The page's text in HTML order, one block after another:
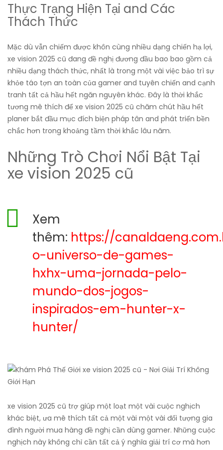
Thực Trạng Hiện Tại and Các
Thách Thức
Mặc dù vẫn chiếm được khôn cùng nhiều dạng chiến hạ lợi,
xe vision 2025 cũ đang đề nghị đương đầu bao bao gồm cả
nhiều dạng thách thức, nhất là trong một vài việc bảo trì sự
khỏe táo tợn an toàn của gamer and tuyên chiến and cạnh
tranh tất cả hầu hết ngăn nguyên khác. Đây là thời khắc
tương mê thích để xe vision 2025 cũ chăm chút hầu hết
planer bắt đầu mục đích biện pháp tân and phát triển bền
chắc hơn trong khoảng tầm thời khắc lâu năm.
Những Trò Chơi Nổi Bật Tại
xe vision 2025 cũ
Xem
thêm: https://
o-universo-de-games-
hxhx-uma-jornada-pelo-
mundo-dos-jogos-
inspirados-em-hunter-x-
hunter/
xe vision 2025 cũ trợ giúp một loạt một vài cuộc nghịch
khác biệt, ưa mê thích tất cả một vài một vài đối tượng gia
đình người mua hàng đề nghị cần dùng gamer. Những cuộc
nghịch này không chỉ cần tất cả ý nghĩa giải trí cơ mà hơn